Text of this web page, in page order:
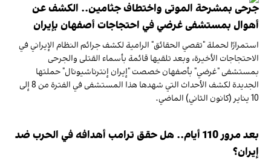
جرحى بمشرحة الموتى واختطاف جثامين.. الكشف عن
أهوال بمستشفى غرضي في احتجاجات أصفهان بإيران
استمرارًا لحملة "تقصي الحقائق" الرامية لكشف جرائم النظام الإيراني في
الاحتجاجات الأخيرة، وبعد تلقيها قائمة بأسماء القتلى والجرحى
بمستشفى "غرضي" بأصفهان خصصت "إيران إنترناشيونال" حملتها
الجديدة لكشف الأحداث التي شهدها هذا المستشفى في الفترة من 8 إلى
10 يناير (كانون الثاني) الماضي.
بعد مرور 110 أيام.. هل حقق ترامب أهدافه في الحرب ضد
إيران؟